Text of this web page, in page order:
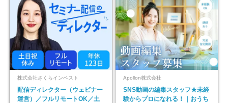
株式会社さくらインベスト
配信ディレクター（ウェビナー
運営）／フルリモートOK／土
Apollon株式会社
SNS動画の編集スタッフ★未経
験からプロになれる！｜おうち